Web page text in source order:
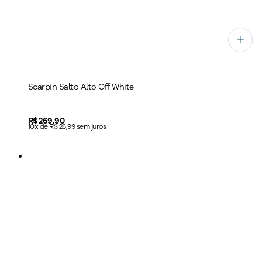
Scarpin Salto Alto Off White
Price:
R$ 269,90
10x de R$ 26,99 sem juros